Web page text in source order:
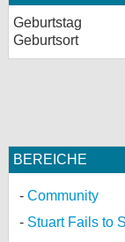
Geburtstag
Geburtsort
BEREICHE
Community
Stuart Fails to